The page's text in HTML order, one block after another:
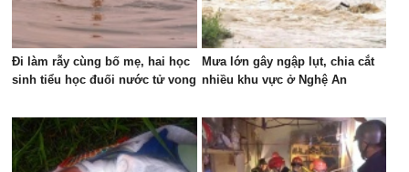
Đi làm rẫy cùng bố mẹ, hai học
sinh tiểu học đuối nước tử vong
Mưa lớn gây ngập lụt, chia cắt
nhiều khu vực ở Nghệ An